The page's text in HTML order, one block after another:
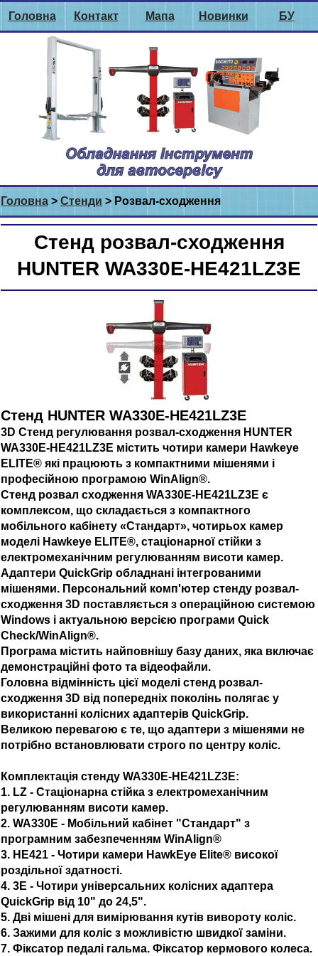
Головна Контакт Мапа Новинки БУ
Головна > Стенди > Розвал-сходження
Стенд розвал-сходження
HUNTER WA330E-HE421LZ3E
Стенд HUNTER WA330E-HE421LZ3E
3D Стенд регулювання розвал-сходження HUNTER
WA330E-HE421LZ3E містить чотири камери Hawkeye
ELITE® які працюють з компактними мішенями і
професійною програмою WinAlign®.
Стенд розвал сходження WA330E-HE421LZ3E є
комплексом, що складається з компактного
мобільного кабінету «Стандарт», чотирьох камер
моделі Hawkeye ELITE®, стаціонарної стійки з
електромеханічним регулюванням висоти камер.
Адаптери QuickGrip обладнані інтегрованими
мішенями. Персональний комп'ютер стенду розвал-
сходження 3D поставляється з операційною системою
Windows і актуальною версією програми Quick
Check/WinAlign®.
Програма містить найповнішу базу даних, яка включає
демонстраційні фото та відеофайли.
Головна відмінність цієї моделі cтенд розвал-
сходження 3D від попередніх поколінь полягає у
використанні колісних адаптерів QuickGrip.
Великою перевагою є те, що адаптери з мішенями не
потрібно встановлювати строго по центру коліс.
Комплектація стенду WA330E-HE421LZ3E:
1. LZ - Стаціонарна стійка з електромеханічним
регулюванням висоти камер.
2. WA330E - Мобільний кабінет "Стандарт" з
програмним забезпеченням WinAlign®
3. HE421 - Чотири камери HawkEye Elite® високої
роздільної здатності.
4. 3E - Чотири універсальних колісних адаптера
QuickGrip від 10" до 24,5".
5. Дві мішені для вимірювання кутів вивороту коліс.
6. Зажими для коліс з можливістю швидкої заміни.
7. Фіксатор педалі гальма. Фіксатор кермового колеса.